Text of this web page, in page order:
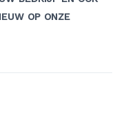
OP ONZE